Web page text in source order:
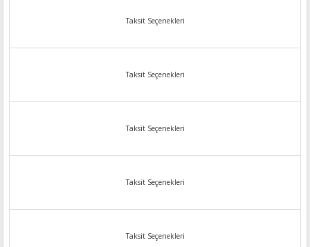
Taksit Seçenekleri
Taksit Seçenekleri
Taksit Seçenekleri
Taksit Seçenekleri
Taksit Seçenekleri